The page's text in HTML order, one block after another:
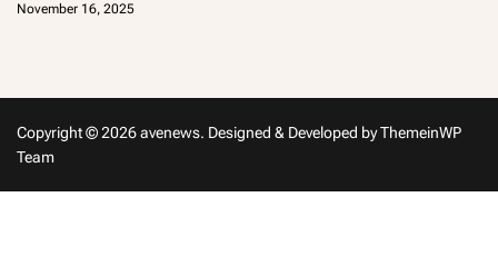
November 16, 2025
Copyright © 2026 avenews. Designed & Developed byThemeinWP
Team